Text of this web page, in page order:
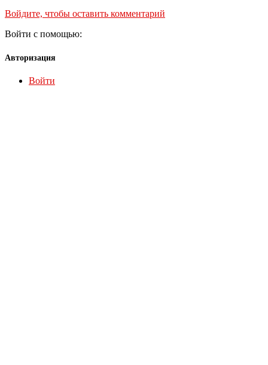
Войдите, чтобы оставить комментарий
Войти с помощью:
Авторизация
Войти